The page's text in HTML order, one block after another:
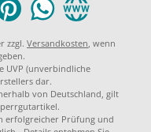
zzgl. Versandkosten, wenn
UVP (unverbindliche
dar.
von Deutschland, gilt
erfolgreicher Prüfung und